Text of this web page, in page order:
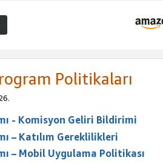
Politikaları
- Komisyon Geliri Bildirimi
– Katılım Gereklilikleri
– Mobil Uygulama Politikası